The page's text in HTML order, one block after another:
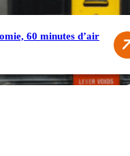
60 minutes d’air